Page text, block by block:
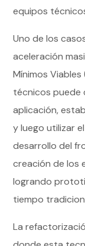
equipos
Uno de los
aceleración
Mínimos
técnicos puede
aplicación,
y luego utilizar
desarrollo del
creación de los
logrando
tiempo
La